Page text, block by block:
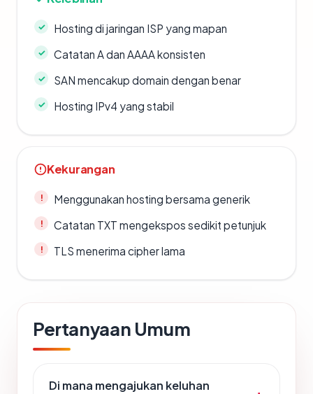
Hosting di jaringan ISP yang mapan
Catatan A dan AAAA konsisten
SAN mencakup domain dengan benar
Hosting IPv4 yang stabil
Kekurangan
Menggunakan hosting bersama generik
Catatan TXT mengekspos sedikit petunjuk
TLS menerima cipher lama
Pertanyaan Umum
Di mana mengajukan keluhan